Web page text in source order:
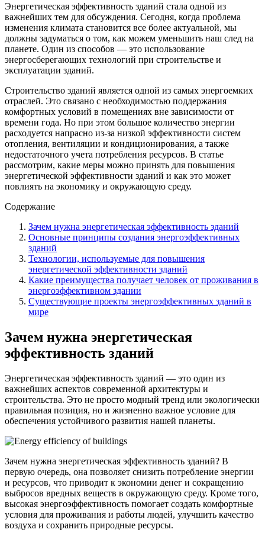
Энергетическая эффективность зданий стала одной из
важнейших тем для обсуждения. Сегодня, когда проблема
изменения климата становится все более актуальной, мы
должны задуматься о том, как можем уменьшить наш след на
планете. Один из способов — это использование
энергосберегающих технологий при строительстве и
эксплуатации зданий.
Строительство зданий является одной из самых энергоемких
отраслей. Это связано с необходимостью поддержания
комфортных условий в помещениях вне зависимости от
времени года. Но при этом большое количество энергии
расходуется напрасно из-за низкой эффективности систем
отопления, вентиляции и кондиционирования, а также
недостаточного учета потребления ресурсов. В статье
рассмотрим, какие меры можно принять для повышения
энергетической эффективности зданий и как это может
повлиять на экономику и окружающую среду.
Содержание
Зачем нужна энергетическая эффективность зданий
Основные принципы создания энергоэффективных
зданий
Технологии, используемые для повышения
энергетической эффективности зданий
Какие преимущества получает человек от проживания в
энергоэффективном здании
Существующие проекты энергоэффективных зданий в
мире
Зачем нужна энергетическая
эффективность зданий
Энергетическая эффективность зданий — это один из
важнейших аспектов современной архитектуры и
строительства. Это не просто модный тренд или экологически
правильная позиция, но и жизненно важное условие для
обеспечения устойчивого развития нашей планеты.
Зачем нужна энергетическая эффективность зданий? В
первую очередь, она позволяет снизить потребление энергии
и ресурсов, что приводит к экономии денег и сокращению
выбросов вредных веществ в окружающую среду. Кроме того,
высокая энергоэффективность помогает создать комфортные
условия для проживания и работы людей, улучшить качество
воздуха и сохранить природные ресурсы.